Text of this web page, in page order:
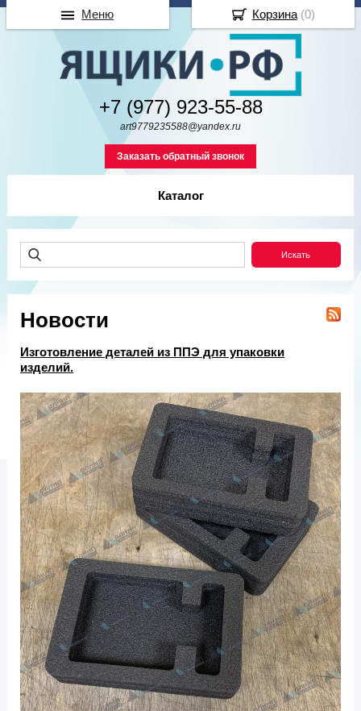
+7 (977) 923-55-88
art9779235588@yandex.ru
Заказать обратный звонок
Каталог
Новости
Изготовление деталей из ППЭ для упаковки
изделий.
Корзина(0)
Меню